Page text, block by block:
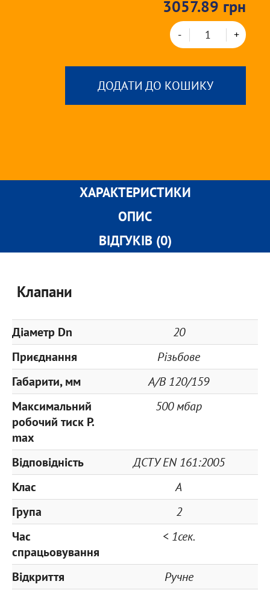
3057.89 грн
- +
ДОДАТИ ДО КОШИКУ
ХАРАКТЕРИСТИКИ
ОПИС
ВІДГУКІВ (0)
Клапани
Діаметр Dn
20
Приєднання
Різьбове
Габарити, мм
A/B 120/159
Максимальний
робочий тиск P.
max
500 мбар
Відповідність
ДСТУ EN 161:2005
Клас
A
Група
2
Час
спрацьовування
< 1сек.
Відкриття
Ручне